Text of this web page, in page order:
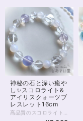
神秘の石と深い癒や
し✨スコロライト&
アイリスクォーツブ
レスレット16cm